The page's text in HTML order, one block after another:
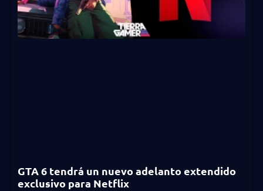
GTA 6 tendrá un nuevo adelanto extendido
exclusivo para Netflix